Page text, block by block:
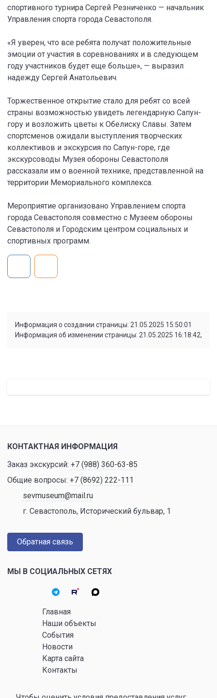
спортивного турнира Сергей Резниченко — начальник
Управления спорта города Севастополя.
«Я уверен, что все ребята получат положительные
эмоции от участия в соревнованиях и в следующем
году участников будет еще больше», — выразил
надежду Сергей Анатольевич.
Торжественное открытие стало для ребят со всей
страны возможностью увидеть легендарную Сапун-
гору и возложить цветы к Обелиску Славы. Затем
спортсменов ожидали выступления творческих
коллективов и экскурсия по Сапун-горе, где
экскурсоводы Музея обороны Севастополя
рассказали им о военной технике, представленной на
территории Мемориального комплекса.
Мероприятие организовано Управлением спорта
города Севастополя совместно с Музеем обороны
Севастополя и Городским центром социальных и
спортивных программ.
Информация о создании страницы: 21.05.2025 15:50:01
Информация об изменении страницы: 21.05.2025 16:18:42,
КОНТАКТНАЯ ИНФОРМАЦИЯ
Заказ экскурсий: +7 (988) 360-63-85
Общие вопросы: +7 (8692) 222-111
sevmuseum@mail.ru
г. Севастополь, Исторический бульвар, 1
Обратная связь
МЫ В СОЦИАЛЬНЫХ СЕТЯХ
Главная
Наши объекты
События
Новости
Карта сайта
Контакты